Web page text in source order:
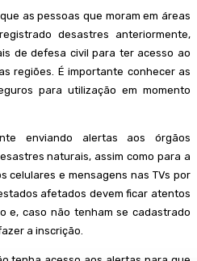
as pessoas que moram em áreas
desastres anteriormente,
de defesa civil para ter acesso ao
regiões. É importante conhecer as
para utilização em momento
enviando alertas aos órgãos
naturais, assim como para a
celulares e mensagens nas TVs por
afetados devem ficar atentos
e, caso não tenham se cadastrado
a inscrição.